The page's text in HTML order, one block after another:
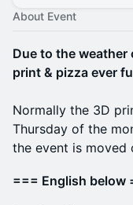
About Event
Due to the
print & pizza ever
Normally the 3D
Thursday of the
the event is moved
=== English below